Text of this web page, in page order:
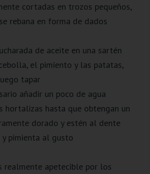
cortadas en trozos pequeños,
rebana en forma de dados
de aceite en una sartén
el pimiento y las patatas,
tapar
añadir un poco de agua
hortalizas hasta que obtengan un
dorado y estén al dente
y pimienta al gusto
realmente apetecible por los